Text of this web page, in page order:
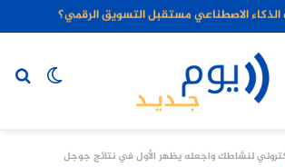
الذكاء الاصطناعي مستقبل التسويق الرقمي؟
الوضع
لنشاطك واجعله يظهر الأول في نتائج جوجل